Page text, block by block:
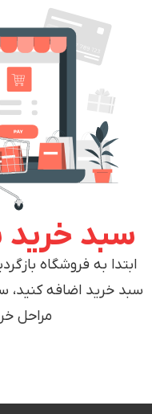
سبد
ابتدا به فروشگاه
سبد خرید اضافه
مراحل